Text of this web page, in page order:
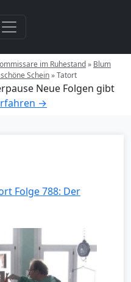
im Ruhestand» Blum
Schein»Tatort
Neue Folgen gibt
→
Folge 788: Der